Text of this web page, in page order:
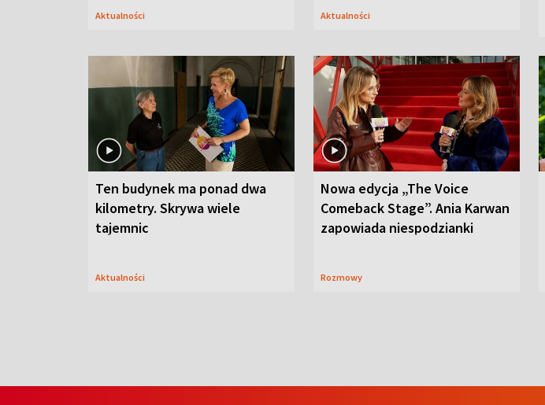
Aktualności Aktualności
Ten budynek ma ponad dwa
kilometry. Skrywa wiele
tajemnic
Aktualności
Nowa edycja „The Voice
Comeback Stage”. Ania Karwan
zapowiada niespodzianki
Rozmowy